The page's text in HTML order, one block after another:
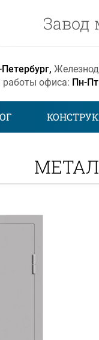
Завод
работы офиса: Пн-